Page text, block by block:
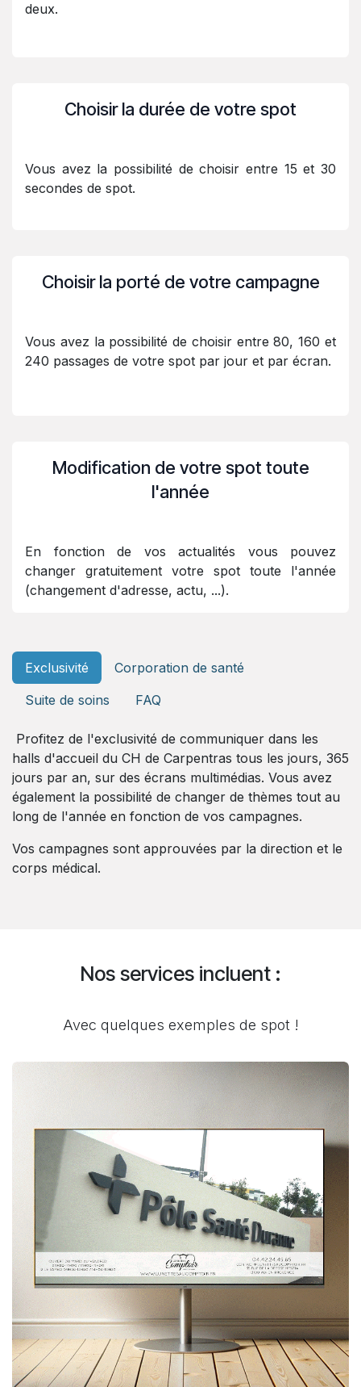
deux.
Choisir la durée de votre spot
Vous avez la possibilité de choisir entre 15 et 30
secondes de spot.
Choisir la porté de votre campagne
Vous avez la possibilité de choisir entre 80, 160 et
240 passages de votre spot par jour et par écran.
Modification de votre spot toute
l'année
En fonction de vos actualités vous pouvez
changer gratuitement votre spot toute l'année
(changement d'adresse, actu, ...).
Exclusivité
Corporation de santé
Suite de soins
FAQ
Profitez de l'exclusivité de communiquer dans les
halls d'accueil du CH de Carpentras tous les jours, 365
jours par an, sur des écrans multimédias. Vous avez
également la possibilité de changer de thèmes tout au
long de l'année en fonction de vos campagnes.
Vos campagnes sont approuvées par la direction et le
corps médical.
Nos services incluent :
Avec quelques exemples de spot !